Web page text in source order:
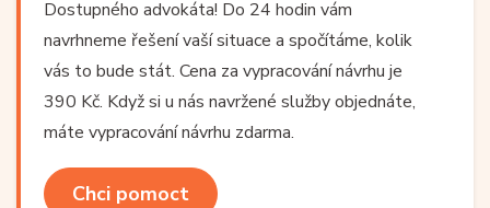
Dostupného advokáta! Do 24 hodin vám
navrhneme řešení vaší situace a spočítáme, kolik
vás to bude stát. Cena za vypracování návrhu je
390 Kč. Když si u nás navržené služby objednáte,
máte vypracování návrhu zdarma.
Chci pomoct